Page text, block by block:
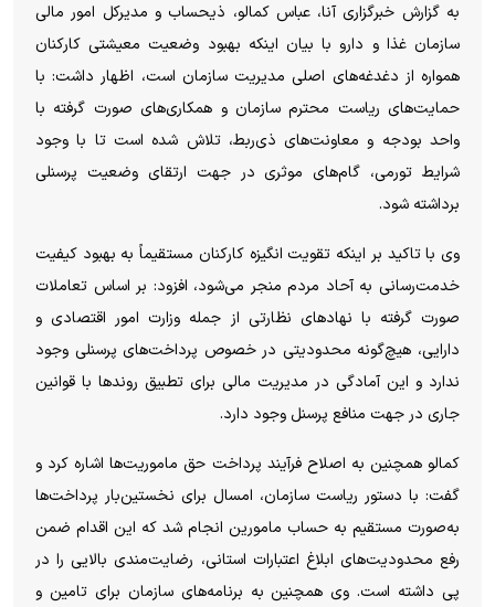
به گزارش خبرگزاری آنا، عباس کمالو، ذیحساب و مدیرکل امور مالی
سازمان غذا و دارو با بیان اینکه بهبود وضعیت معیشتی کارکنان
همواره از دغدغه‌های اصلی مدیریت سازمان است، اظهار داشت: با
حمایت‌های ریاست محترم سازمان و همکاری‌های صورت گرفته با
واحد بودجه و معاونت‌های ذی‌ربط، تلاش شده است تا با وجود
شرایط تورمی، گام‌های موثری در جهت ارتقای وضعیت پرسنلی
برداشته شود.
وی با تاکید بر اینکه تقویت انگیزه کارکنان مستقیماً به بهبود کیفیت
خدمت‌رسانی به آحاد مردم منجر می‌شود، افزود: بر اساس تعاملات
صورت گرفته با نهاد‌های نظارتی از جمله وزارت امور اقتصادی و
دارایی، هیچ‌گونه محدودیتی در خصوص پرداخت‌های پرسنلی وجود
ندارد و این آمادگی در مدیریت مالی برای تطبیق روند‌ها با قوانین
جاری در جهت منافع پرسنل وجود دارد.
کمالو همچنین به اصلاح فرآیند پرداخت حق ماموریت‌ها اشاره کرد و
گفت: با دستور ریاست سازمان، امسال برای نخستین‌بار پرداخت‌ها
به‌صورت مستقیم به حساب مامورین انجام شد که این اقدام ضمن
رفع محدودیت‌های ابلاغ اعتبارات استانی، رضایت‌مندی بالایی را در
پی داشته است. وی همچنین به برنامه‌های سازمان برای تامین و